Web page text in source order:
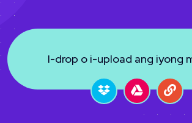
I-drop o i-upload ang iyong